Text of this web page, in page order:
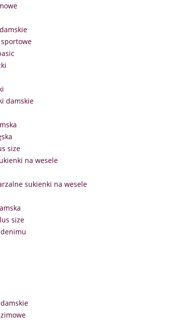
damskie
size
na wesele
sukienki na wesele
size
damskie
zimowe